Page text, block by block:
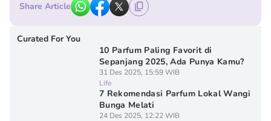
Share Article
Curated For You
10 Parfum Paling Favorit di
Sepanjang 2025, Ada Punya Kamu?
31 Des 2025, 15:59 WIB
Life
7 Rekomendasi Parfum Lokal Wangi
Bunga Melati
24 Des 2025, 12:22 WIB